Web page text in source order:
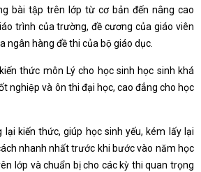
bài tập trên lớp từ cơ bản đến nâng cao
trình của trường, đề cương của giáo viên
ngân hàng đề thi của bộ giáo dục.
thức môn Lý cho học sinh học sinh khá
nghiệp và ôn thi đại học, cao đẳng cho học
lại kiến thức, giúp học sinh yếu, kém lấy lại
nhanh nhất trước khi bước vào năm học
lớp và chuẩn bị cho các kỳ thi quan trọng